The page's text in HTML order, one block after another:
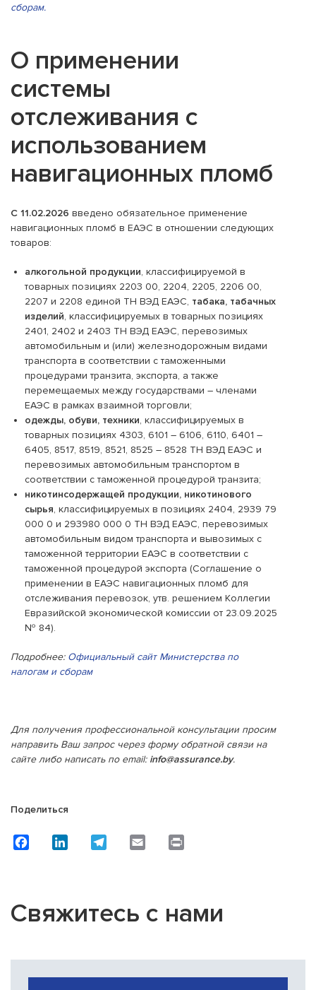
сборам.
О применении
системы
отслеживания с
использованием
навигационных пломб
С 11.02.2026 введено обязательное применение
навигационных пломб в ЕАЭС в отношении следующих
товаров:
алкогольной продукции, классифицируемой в
товарных позициях 2203 00, 2204, 2205, 2206 00,
2207 и 2208 единой ТН ВЭД ЕАЭС, табака, табачных
изделий, классифицируемых в товарных позициях
2401, 2402 и 2403 ТН ВЭД ЕАЭС, перевозимых
автомобильным и (или) железнодорожным видами
транспорта в соответствии с таможенными
процедурами транзита, экспорта, а также
перемещаемых между государствами – членами
ЕАЭС в рамках взаимной торговли;
одежды, обуви, техники, классифицируемых в
товарных позициях 4303, 6101 – 6106, 6110, 6401 –
6405, 8517, 8519, 8521, 8525 – 8528 ТН ВЭД ЕАЭС и
перевозимых автомобильным транспортом в
соответствии с таможенной процедурой транзита;
никотинсодержащей продукции, никотинового
сырья, классифицируемых в позициях 2404, 2939 79
000 0 и 293980 000 0 ТН ВЭД ЕАЭС, перевозимых
автомобильным видом транспорта и вывозимых с
таможенной территории ЕАЭС в соответствии с
таможенной процедурой экспорта (Соглашение о
применении в ЕАЭС навигационных пломб для
отслеживания перевозок, утв. решением Коллегии
Евразийской экономической комиссии от 23.09.2025
№ 84).
Подробнее: Официальный сайт Министерства по
налогам и сборам
Для получения профессиональной консультации просим
направитьВаш запрос через форму обратной связи на
сайте либо написать по email: info@assurance.by.
Поделиться
Facebook LinkedIn Telegram Email
Свяжитесь с нами